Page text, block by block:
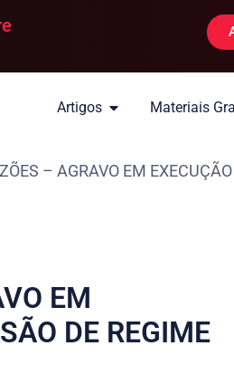
Artigos Materiais
– AGRAVO EM
EM
DE REGIME